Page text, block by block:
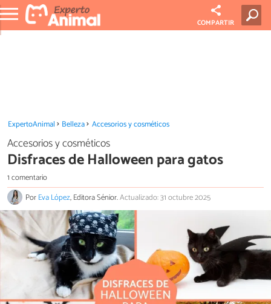
COMPARTIR
ExpertoAnimal Belleza Accesorios y cosméticos
Accesorios y cosméticos
Disfraces de Halloween para gatos
1 comentario
PorEva López, Editora Sénior.Actualizado: 31 octubre 2025